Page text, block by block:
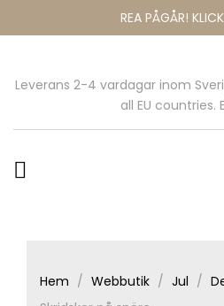
REA PÅGÅR!
Leverans 2-4 vardagar inom
all EU countries.
Hem Webbutik Jul